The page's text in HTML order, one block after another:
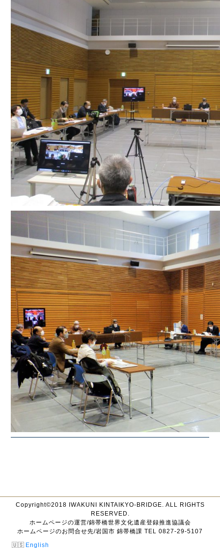
Copyright©2018 IWAKUNI KINTAIKYO-BRIDGE. ALL RIGHTS
RESERVED.
ホームページの運営/錦帯橋世界文化遺産登録推進協議会
ホームページのお問合せ先/岩国市 錦帯橋課 TEL 0827-29-5107
English